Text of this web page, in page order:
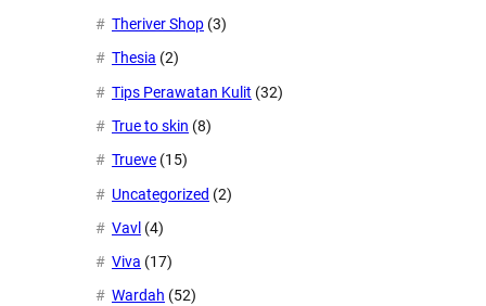
Theriver Shop (3)
Thesia (2)
Tips Perawatan Kulit (32)
True to skin (8)
Trueve (15)
Uncategorized (2)
Vavl (4)
Viva (17)
Wardah (52)